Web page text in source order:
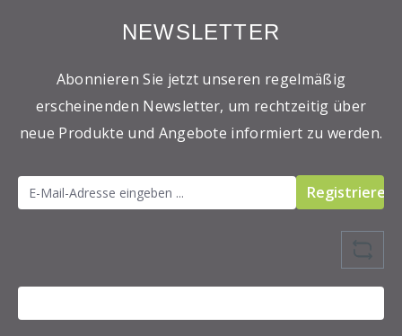
NEWSLETTER
Abonnieren Sie jetzt unseren regelmäßig
erscheinenden Newsletter, um rechtzeitig über
neue Produkte und Angebote informiert zu werden.
Registrieren